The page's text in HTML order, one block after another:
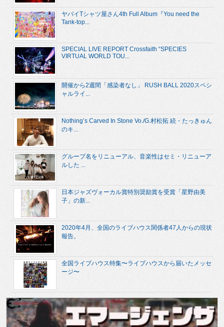
ヤバイTシャツ屋さん4th Full Album『You need the
Tank-top...
SPECIAL LIVE REPORT Crossfaith “SPECIES
VIRTUAL WORLD TOU...
開催から2週間「感染者なし」 RUSH BALL 2020スペシ
ャルライ...
Nothing’s Carved In Stone Vo./G.村松拓 続・たっきゅん
のキ...
グループ名をリニューアル、音楽性はセミ・リニューア
ルした ...
日本ジャズヴォーカル賞特別奨励賞を受賞「星野由美
子」の新...
2020年4月、全国のライブハウス関係者47人からの現状
報告。
全国ライブハウス特集〜ライブハウスから届いたメッセ
ージ〜